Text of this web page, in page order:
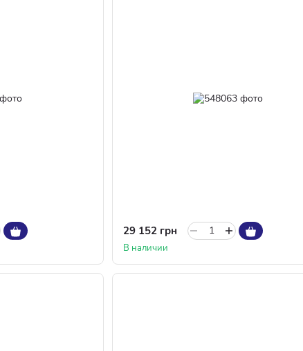
29 152 грн
В наличии